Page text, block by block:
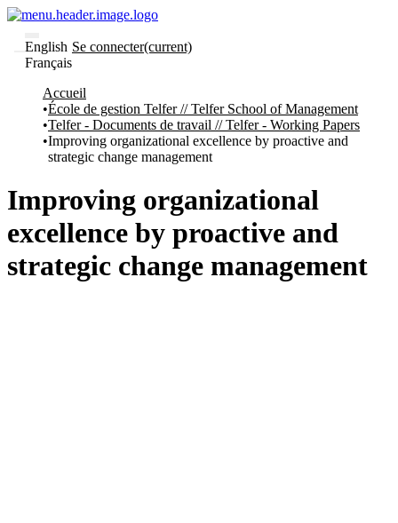
English
Français
Se connecter(current)
et collections
Parcourir
Statistiques
À
de
Recherche
Comment
votre
Accueil
École de gestion Telfer // Telfer School of Management
Telfer - Documents de travail // Telfer - Working Papers
Improving organizational excellence by proactive and
strategic change management
Improving organizational
excellence by proactive and
strategic change management